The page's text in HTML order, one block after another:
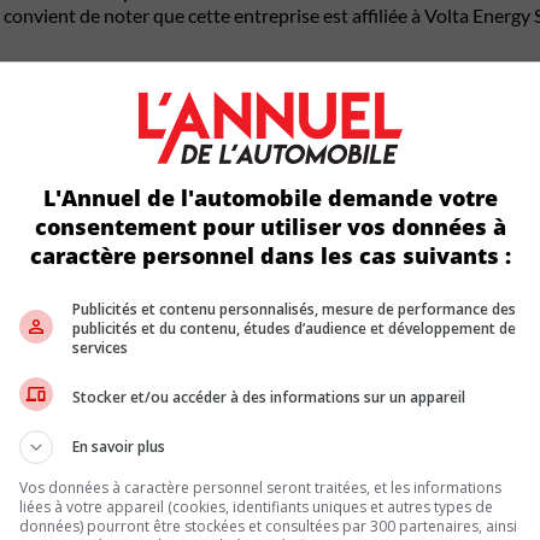
de noter que cette entreprise est affiliée à Volta Energy
auquel Volta appartient, est devenu propriétaire de
et comprenait le terrain ainsi que l’édifice, situés dans le
en Asie, François-Philippe Champagne avait rencontré la
Fitzgibbon avait évoqué le projet de production de
des documents financiers émanant des promoteurs. Il
bien que des activités limitées aient perduré jusqu’en 2014.
de cuivre destinées au marché des circuits imprimés.
ÉLECTRIQUES
soutien financier dans le cadre de projets liés à la production
L'Annuel de l'automobile demande votre
consentement pour utiliser vos données à
caractère personnel dans les cas suivants :
Publicités et contenu personnalisés, mesure de performance des
publicités et du contenu, études d’audience et développement de
services
Stocker et/ou accéder à des informations sur un appareil
En savoir plus
Vos données à caractère personnel seront traitées, et les informations
liées à votre appareil (cookies, identifiants uniques et autres types de
données) pourront être stockées et consultées par 300 partenaires, ainsi